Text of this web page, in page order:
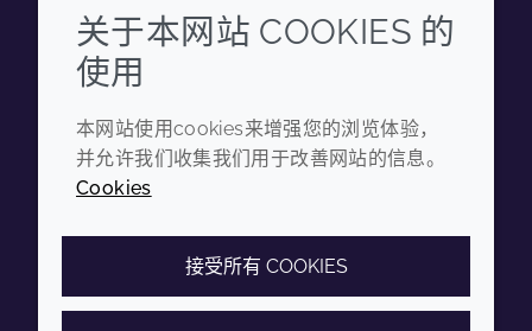
WechatYouku Zhihu Tiktok
企业
年度报告
可持续发展报告
条款和条件
隐私政策
Cookie政策
关于本网站 COOKIES 的
使用
本网站使用cookies来增强您的浏览体验，
并允许我们收集我们用于改善网站的信息。
Cookies
接受所有 COOKIES